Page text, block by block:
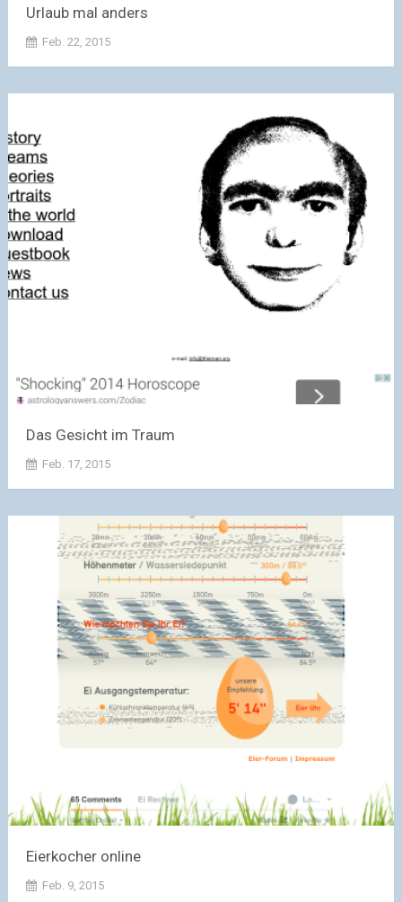
Urlaub mal anders
Feb. 22, 2015
Das Gesicht im Traum
Feb. 17, 2015
Eierkocher online
Feb. 9, 2015